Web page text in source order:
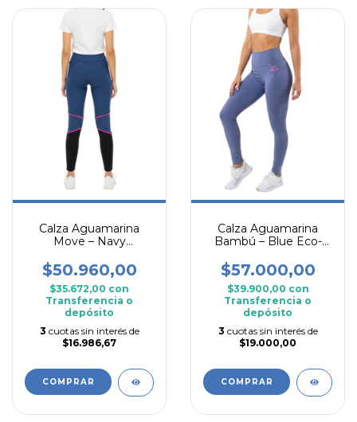
Calza Aguamarina
Move – Navy
$50.960,00
$35.672,00 con
Transferencia o
depósito
3 cuotas sin interés de
$16.986,67
COMPRAR
Calza Aguamarina
Bambú – Blue Eco-
$57.000,00
$39.900,00 con
Transferencia o
depósito
3 cuotas sin interés de
$19.000,00
COMPRAR